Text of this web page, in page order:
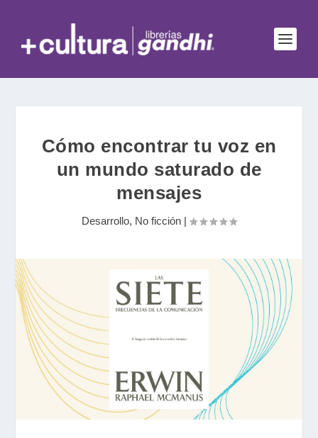
Cómo encontrar tu voz en
un mundo saturado de
mensajes
Desarrollo, No ficción |